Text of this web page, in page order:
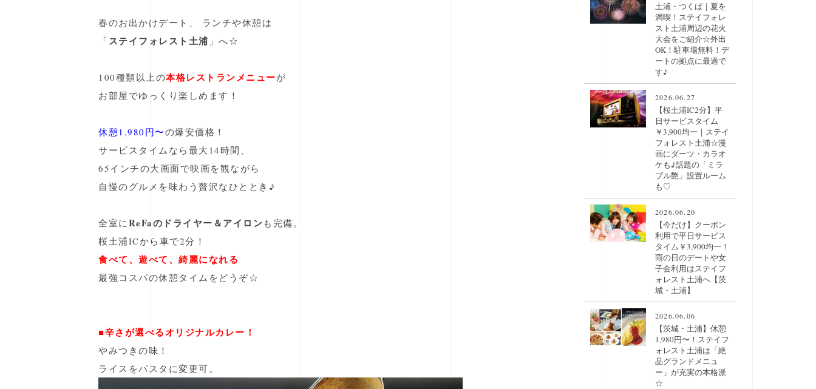
春のお出かけデート、 ランチや休憩は
「 ステイフォレスト土浦 」へ☆
100種類以上の本格レストランメニューが
お部屋でゆっくり楽しめます！
休憩1,980円〜の爆安価格！
サービスタイムなら最大14時間、
65インチの大画面で映画を観ながら
自慢のグルメを味わう贅沢なひととき♪
全室にReFaのドライヤー＆アイロン も完備。
桜土浦ICから車で2分！
食べて、遊べて、綺麗になれる
最強コスパの休憩タイムをどうぞ☆
■辛さが選べるオリジナルカレー！
やみつきの味！
ライスをパスタに変更可。
土浦・つくば｜夏を
満喫！ステイフォレ
スト土浦周辺の花火
大会をご紹介☆外出
OK！駐車場無料！デ
ートの拠点に最適で
す♪
2026.06.27
【桜土浦IC2分】平
日サービスタイム
￥3,900均一｜ステイ
フォレスト土浦☆漫
画にダーツ・カラオ
ケも♪話題の「ミラ
ブル艶」設置ルーム
も♡
2026.06.20
【今だけ】クーポン
利用で平日サービス
タイム￥3,900均一！
雨の日のデートや女
子会利用はステイフ
ォレスト土浦へ【茨
城・土浦】
2026.06.06
【茨城・土浦】休憩
1,980円〜！ステイフ
ォレスト土浦は「絶
品グランドメニュ
ー」が充実の本格派
☆